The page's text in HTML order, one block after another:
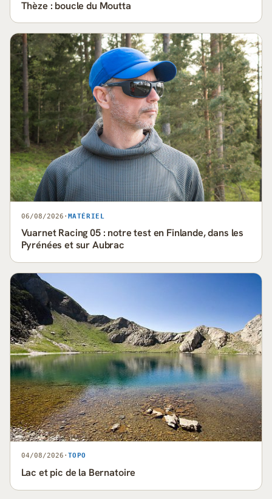
Thèze : boucle du Moutta
06/08/2026 · MATÉRIEL
Vuarnet Racing 05 : notre test en Finlande, dans les
Pyrénées et sur Aubrac
04/08/2026 · TOPO
Lac et pic de la Bernatoire